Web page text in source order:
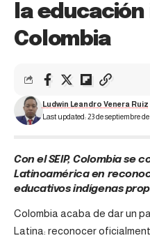
la
Colombia
Last updated: 23 de septiembre de
Ludwin Leandro Venera Ruiz
Con el SEIP, Colombia se
Latinoamérica en
educativos indígenas
Colombia acaba de dar un
Latina: reconocer